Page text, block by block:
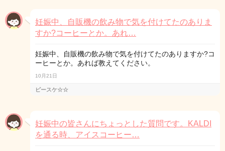
妊娠中、自販機の飲み物で気を付けてたのありま
すか?コーヒーとか。あれ…
妊娠中、自販機の飲み物で気を付けてたのありますか?コ
ーヒーとか。あれば教えてください。
10月21日
ピースケ☆☆
妊娠中の皆さんにちょっとした質問です。KALDI
を通る時、アイスコーヒー…